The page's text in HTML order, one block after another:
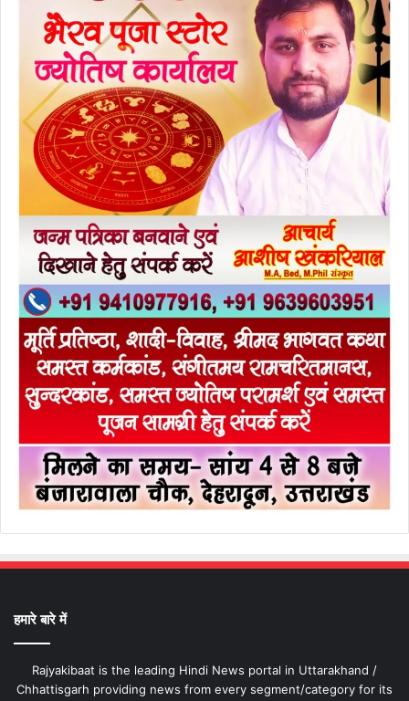
हमारे बारे में
Rajyakibaat is the leading Hindi News portal in Uttarakhand /
Chhattisgarh providing news from every segment/category for its